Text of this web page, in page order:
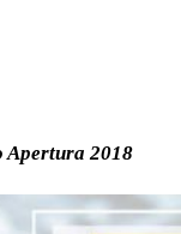
Apertura 2018